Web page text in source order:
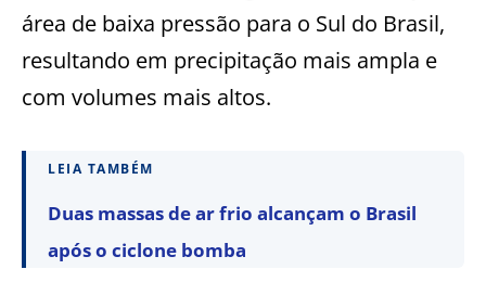
área de baixa pressão para o Sul do Brasil,
resultando em precipitação mais ampla e
com volumes mais altos.
LEIA TAMBÉM
Duas massas de ar frio alcançam o Brasil
após o ciclone bomba